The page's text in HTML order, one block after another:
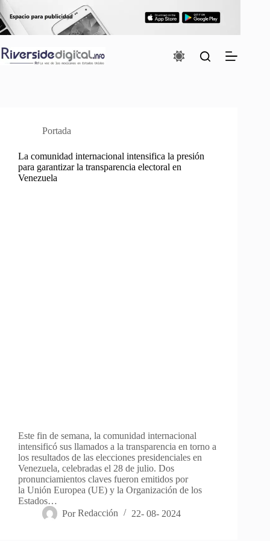
al
contenido
Portada
La comunidad internacional intensifica la presión
para garantizar la transparencia electoral en
Venezuela
Este fin de semana, la comunidad internacional
intensificó sus llamados a la transparencia en torno a
los resultados de las elecciones presidenciales en
Venezuela, celebradas el 28 de julio. Dos
pronunciamientos claves fueron emitidos por
la Unión Europea (UE) y la Organización de los
Estados…
Por Redacción 22- 08- 2024